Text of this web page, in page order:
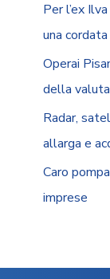
Per l’ex
una
Operai
della
Radar,
allarga e
Caro
imprese